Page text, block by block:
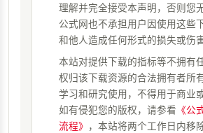
理解并完全接受本声明，否则您
公式网也不承担用户因使用这些
和他人造成任何形式的损失或伤害
本站对提供下载的指标等不拥有
权归该下载资源的合法拥有者所
学习和研究使用，不得用于商业
如有侵犯您的版权，请参看 《公
流程》 ，本站将两个工作日内移